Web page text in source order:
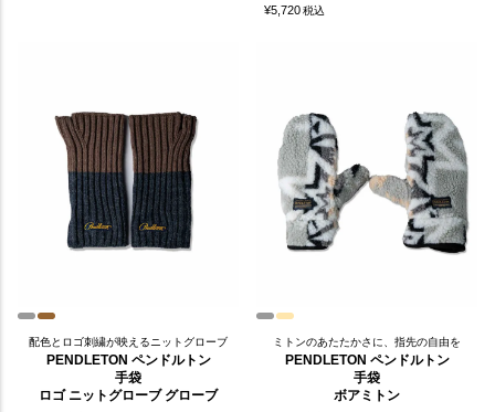
¥5,720税込
配色とロゴ刺繍が映えるニットグローブ
PENDLETON ペンドルトン
手袋
ロゴ ニットグローブ グローブ
ミトンのあたたかさに、指先の自由を
PENDLETON ペンドルトン
手袋
ボアミトン